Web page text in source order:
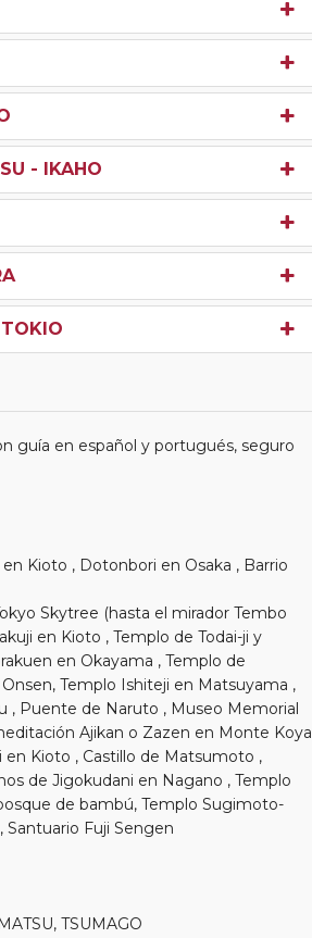
- IKAHO
guía en español y portugués, seguro
Kioto , Dotonbori en Osaka , Barrio
Skytree (hasta el mirador Tembo
en Kioto , Templo de Todai-ji y
en Okayama , Templo de
Templo Ishiteji en Matsuyama ,
, Puente de Naruto , Museo Memorial
Ajikan o Zazen en Monte Koya
en Kioto , Castillo de Matsumoto ,
de Jigokudani en Nagano , Templo
de bambú, Templo Sugimoto-
Santuario Fuji Sengen
TSUMAGO